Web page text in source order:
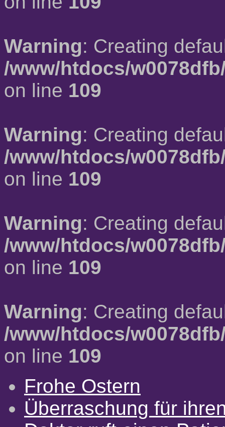
Warning: Creating
/www/htdocs/
on line 109
Warning: Creating
/www/htdocs/
on line 109
Warning: Creating
/www/htdocs/
on line 109
Warning: Creating
/www/htdocs/
on line 109
Frohe Ostern
Überraschung für